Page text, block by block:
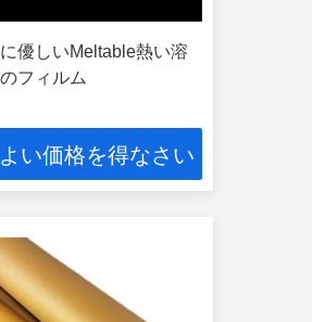
優しいMeltable熱い溶
フィルム
い価格を得なさい